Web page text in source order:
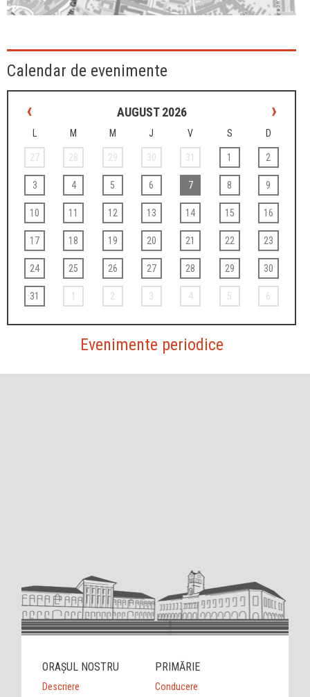
Calendar de evenimente
‹ AUGUST 2026 ›
L M M J V S D
27 28 29 30 31 1 2
3 4 5 6 7 8 9
10 11 12 13 14 15 16
17 18 19 20 21 22 23
24 25 26 27 28 29 30
31 1 2 3 4 5 6
Evenimente periodice
ORAȘUL NOSTRU
Descriere
PRIMĂRIE
Conducere